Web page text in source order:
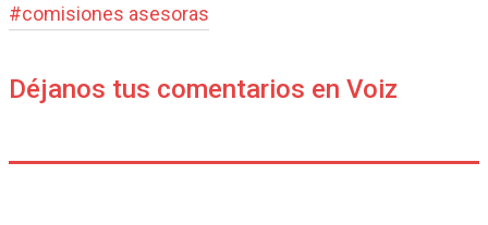
#comisiones asesoras
Déjanos tus comentarios en Voiz